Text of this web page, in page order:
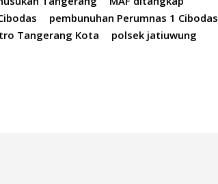
pembunuhan Perumnas 1 Cibodas
Tangerang Kota
polsek jatiuwung